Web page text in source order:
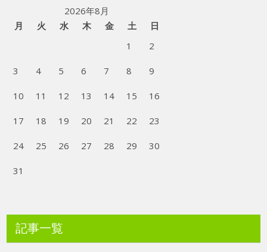
2026年8月
月
火 水 木 金 土
日
1
2
3 4 5 6 7 8 9
10 11 12 13 14 15 16
17 18 19 20 21 22 23
24 25 26 27 28 29 30
31
記事一覧